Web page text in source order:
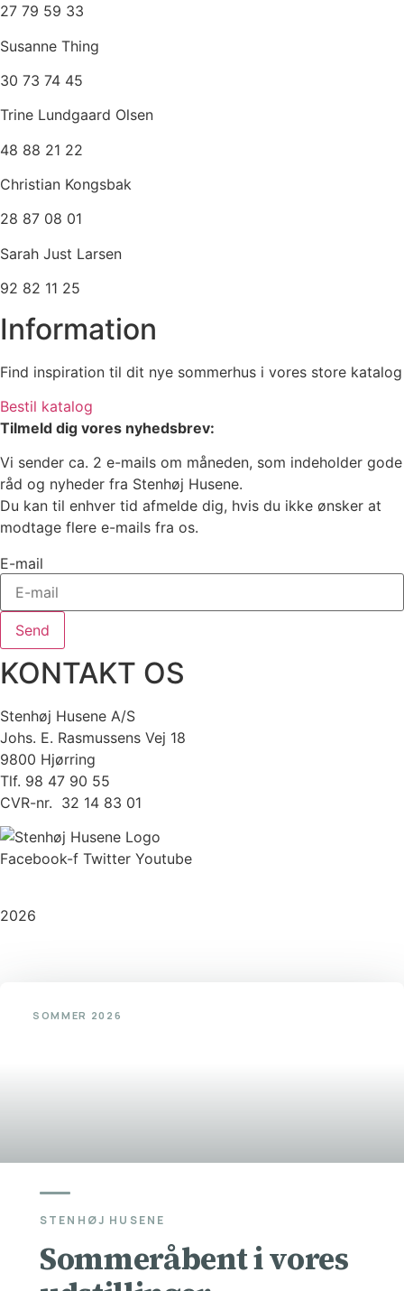
27 79 59 33
Susanne Thing
30 73 74 45
Trine Lundgaard Olsen
48 88 21 22
Christian Kongsbak
28 87 08 01
Sarah Just Larsen
92 82 11 25
Information
Find inspiration til dit nye sommerhus i vores store katalog
Bestil katalog
Tilmeld dig vores nyhedsbrev:
Vi sender ca. 2 e-mails om måneden, som indeholder gode
råd og nyheder fra Stenhøj Husene.
Du kan til enhver tid afmelde dig, hvis du ikke ønsker at
modtage flere e-mails fra os.
E-mail
Send
KONTAKT OS
Stenhøj Husene A/S
Johs. E. Rasmussens Vej 18
9800 Hjørring
Tlf. 98 47 90 55
CVR-nr. 32 14 83 01
Facebook-f Twitter Youtube
2026
SOMMER 2026
STENHØJ HUSENE
Sommeråbent i vores